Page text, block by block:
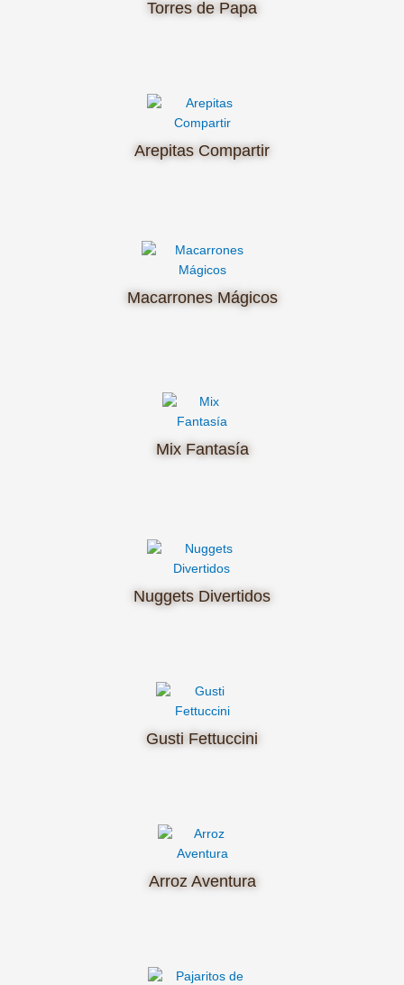
Torres de Papa
Arepitas Compartir
Macarrones Mágicos
Mix Fantasía
Nuggets Divertidos
Gusti Fettuccini
Arroz Aventura